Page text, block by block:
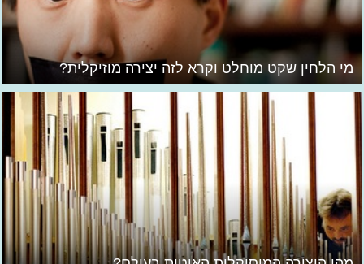
מי הלחין שקט מוחלט וקרא לזה יצירה מוזיקלית?